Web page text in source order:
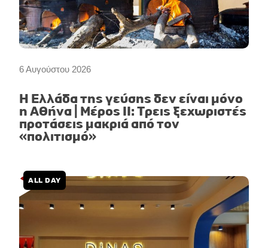
6 Αυγούστου 2026
Η Ελλάδα της γεύσης δεν είναι μόνο
η Αθήνα | Μέρος II: Τρεις ξεχωριστές
προτάσεις μακριά από τον
«πολιτισμό»
ALL DAY